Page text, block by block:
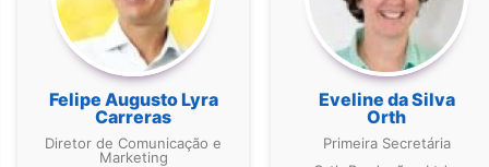
Felipe Augusto Lyra
Carreras
Diretor de Comunicação e
Marketing
Eveline da Silva
Orth
Primeira Secretária